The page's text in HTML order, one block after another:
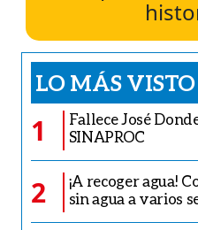
LO MÁS VISTO
1
Fallece José
SINAPROC
2
¡A recoger agua!
sin agua a varios